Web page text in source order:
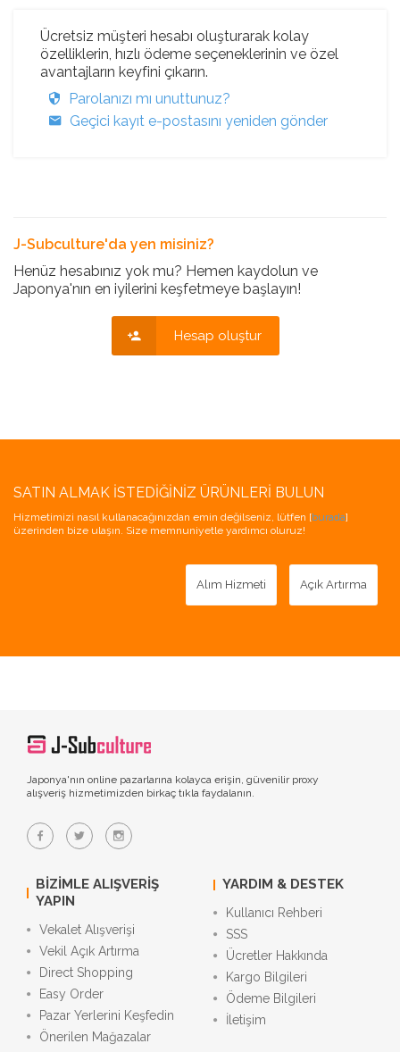
Ücretsiz müşteri hesabı oluşturarak kolay
özelliklerin, hızlı ödeme seçeneklerinin ve özel
avantajların keyfini çıkarın.
Parolanızı mı unuttunuz?
Geçici kayıt e-postasını yeniden gönder
J-Subculture'da yen misiniz?
Henüz hesabınız yok mu? Hemen kaydolun ve
Japonya'nın en iyilerini keşfetmeye başlayın!
Hesap oluştur
SATIN ALMAK İSTEDIĞINIZ ÜRÜNLERI BULUN
Hizmetimizi nasıl kullanacağınızdan emin değilseniz, lütfen [burada]
üzerinden bize ulaşın. Size memnuniyetle yardımcı oluruz!
Alım Hizmeti Açık Artırma
Japonya'nın online pazarlarına kolayca erişin, güvenilir proxy
alışveriş hizmetimizden birkaç tıkla faydalanın.
BIZIMLE ALIŞVERIŞ
YAPIN
Vekalet Alışverişi
Vekil Açık Artırma
Direct Shopping
Easy Order
Pazar Yerlerini Keşfedin
Önerilen Mağazalar
YARDIM & DESTEK
Kullanıcı Rehberi
SSS
Ücretler Hakkında
Kargo Bilgileri
Ödeme Bilgileri
İletişim